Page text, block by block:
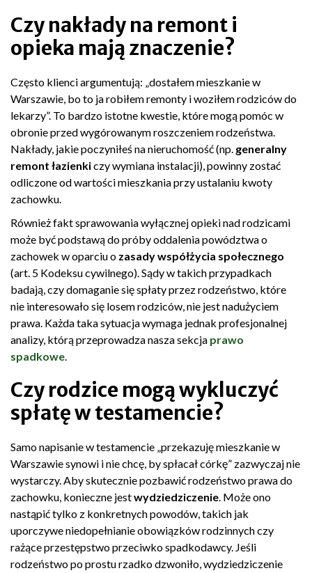
Czy nakłady na remont i
opieka mają znaczenie?
Często klienci argumentują: „dostałem mieszkanie w
Warszawie, bo to ja robiłem remonty i woziłem rodziców do
lekarzy”. To bardzo istotne kwestie, które mogą pomóc w
obronie przed wygórowanym roszczeniem rodzeństwa.
Nakłady, jakie poczyniłeś na nieruchomość (np. generalny
remont łazienkiczy wymiana instalacji), powinny zostać
odliczone od wartości mieszkania przy ustalaniu kwoty
zachowku.
Również fakt sprawowania wyłącznej opieki nad rodzicami
może być podstawą do próby oddalenia powództwa o
zachowek w oparciu o zasady współżycia społecznego
(art. 5 Kodeksu cywilnego). Sądy w takich przypadkach
badają, czy domaganie się spłaty przez rodzeństwo, które
nie interesowało się losem rodziców, nie jest nadużyciem
prawa. Każda taka sytuacja wymaga jednak profesjonalnej
analizy, którą przeprowadza nasza sekcja prawo
spadkowe.
Czy rodzice mogą wykluczyć
spłatę w testamencie?
Samo napisanie w testamencie „przekazuję mieszkanie w
Warszawie synowi i nie chcę, by spłacał córkę” zazwyczaj nie
wystarczy. Aby skutecznie pozbawić rodzeństwo prawa do
zachowku, konieczne jestwydziedziczenie. Może ono
nastąpić tylko z konkretnych powodów, takich jak
uporczywe niedopełnianie obowiązków rodzinnych czy
rażące przestępstwo przeciwko spadkodawcy. Jeśli
rodzeństwo po prostu rzadko dzwoniło, wydziedziczenie